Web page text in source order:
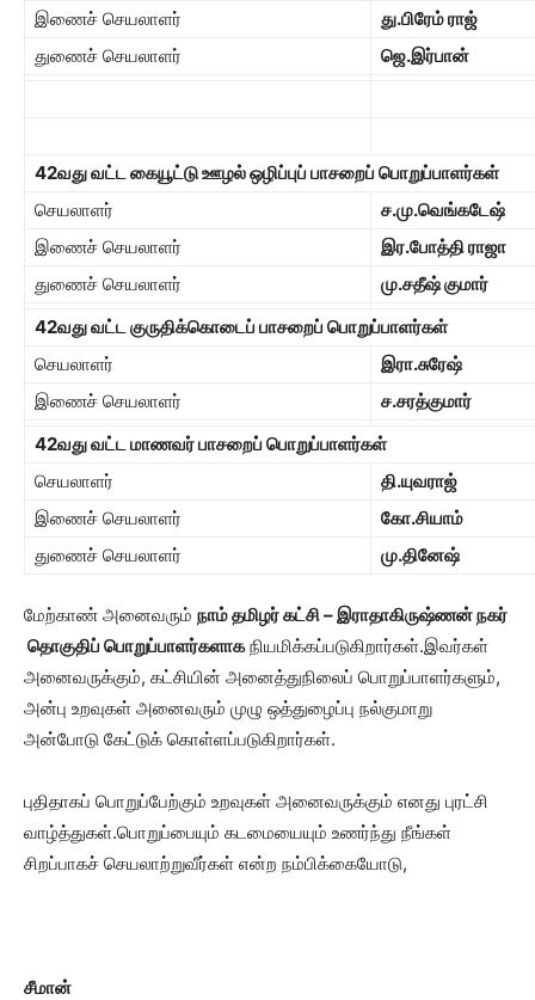
இணைச் செயலாளர்
து.பிரேம் ராஜ்
துணைச் செயலாளர்
ஜெ.இர்பான்
42வது வட்ட கையூட்டு ஊழல் ஒழிப்புப் பாசறைப் பொறுப்பாளர்கள்
செயலாளர்
ச.மு.வெங்கடேஷ்
இணைச் செயலாளர்
இர.போத்தி ராஜா
துணைச் செயலாளர்
மு.சதீஷ் குமார்
42வது வட்ட குருதிக்கொடைப் பாசறைப் பொறுப்பாளர்கள்
செயலாளர்
இரா.சுரேஷ்
இணைச் செயலாளர்
ச.சரத்குமார்
42வது வட்ட மாணவர் பாசறைப் பொறுப்பாளர்கள்
செயலாளர்
தி.யுவராஜ்
இணைச் செயலாளர்
கோ.சியாம்
துணைச் செயலாளர்
மு.தினேஷ்
மேற்காண் அனைவரும் நாம் தமிழர் கட்சி – இராதாகிருஷ்ணன் நகர்
தொகுதிப் பொறுப்பாளர்களாகநியமிக்கப்படுகிறார்கள்.இவர்கள்
அனைவருக்கும், கட்சியின் அனைத்துநிலைப் பொறுப்பாளர்களும்,
அன்பு உறவுகள் அனைவரும் முழு ஒத்துழைப்பு நல்குமாறு
அன்போடு கேட்டுக் கொள்ளப்படுகிறார்கள்.
புதிதாகப் பொறுப்பேற்கும் உறவுகள் அனைவருக்கும் எனது புரட்சி
வாழ்த்துகள்.பொறுப்பையும் கடமையையும் உணர்ந்து நீங்கள்
சிறப்பாகச் செயலாற்றுவீர்கள் என்ற நம்பிக்கையோடு,
சீமான்